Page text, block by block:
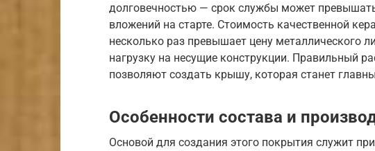
долговечностью — срок службы может
вложений на старте. Стоимость качественной
несколько раз превышает цену металлического
нагрузку на несущие конструкции. Правильный
позволяют создать крышу, которая станет
Особенности состава и
Основой для создания этого покрытия служит